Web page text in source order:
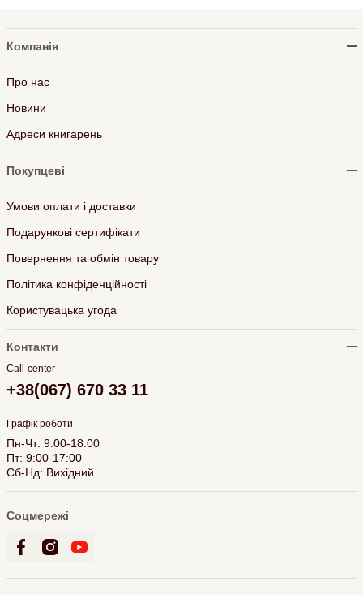
Компанія
Про нас
Новини
Адреси книгарень
Покупцеві
Умови оплати і доставки
Подарункові сертифікати
Повернення та обмін товару
Політика конфіденційності
Користувацька угода
Контакти
Call-center
+38(067) 670 33 11
Графік роботи
Пн-Чт: 9:00-18:00
Пт: 9:00-17:00
Сб-Нд: Вихідний
Соцмережі